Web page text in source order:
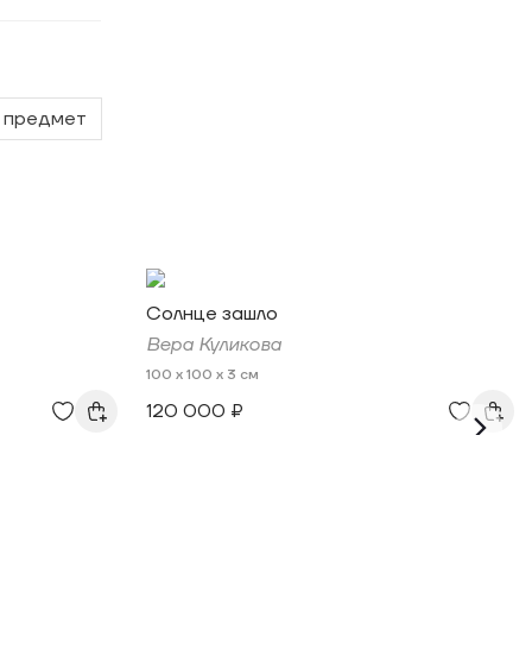
предмет
Солнце зашло
Вера Куликова
100 x 100 x 3 см
120 000 ₽